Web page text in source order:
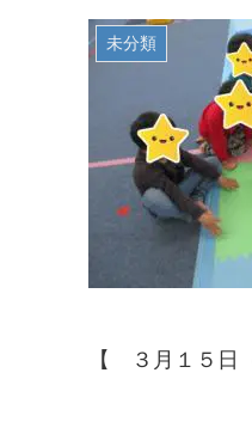
未分類
【 ３月１５日